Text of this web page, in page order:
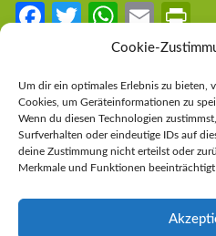
Cookie-
Um dir ein optimales Erlebnis zu bieten,
Cookies, um Geräteinformationen zu
Wenn du diesen Technologien
Surfverhalten oder eindeutige IDs auf
deine Zustimmung nicht erteilst oder
Merkmale und Funktionen beeinträchtigt
Fa
b
o
o
k
T
itt
er
W
h
at
s
A
p
p
E
m
ail
in
tF
ri
e
n
dl
y
LINKS
Steirische Volkspartei
Österreichische Volkspartei
Impressum
Datenschutzerklärung